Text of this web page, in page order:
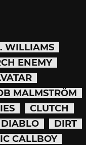
WILLIAMS
ENEMY
MALMSTRÖM
CLUTCH
DIABLO
DIRT
CALLBOY